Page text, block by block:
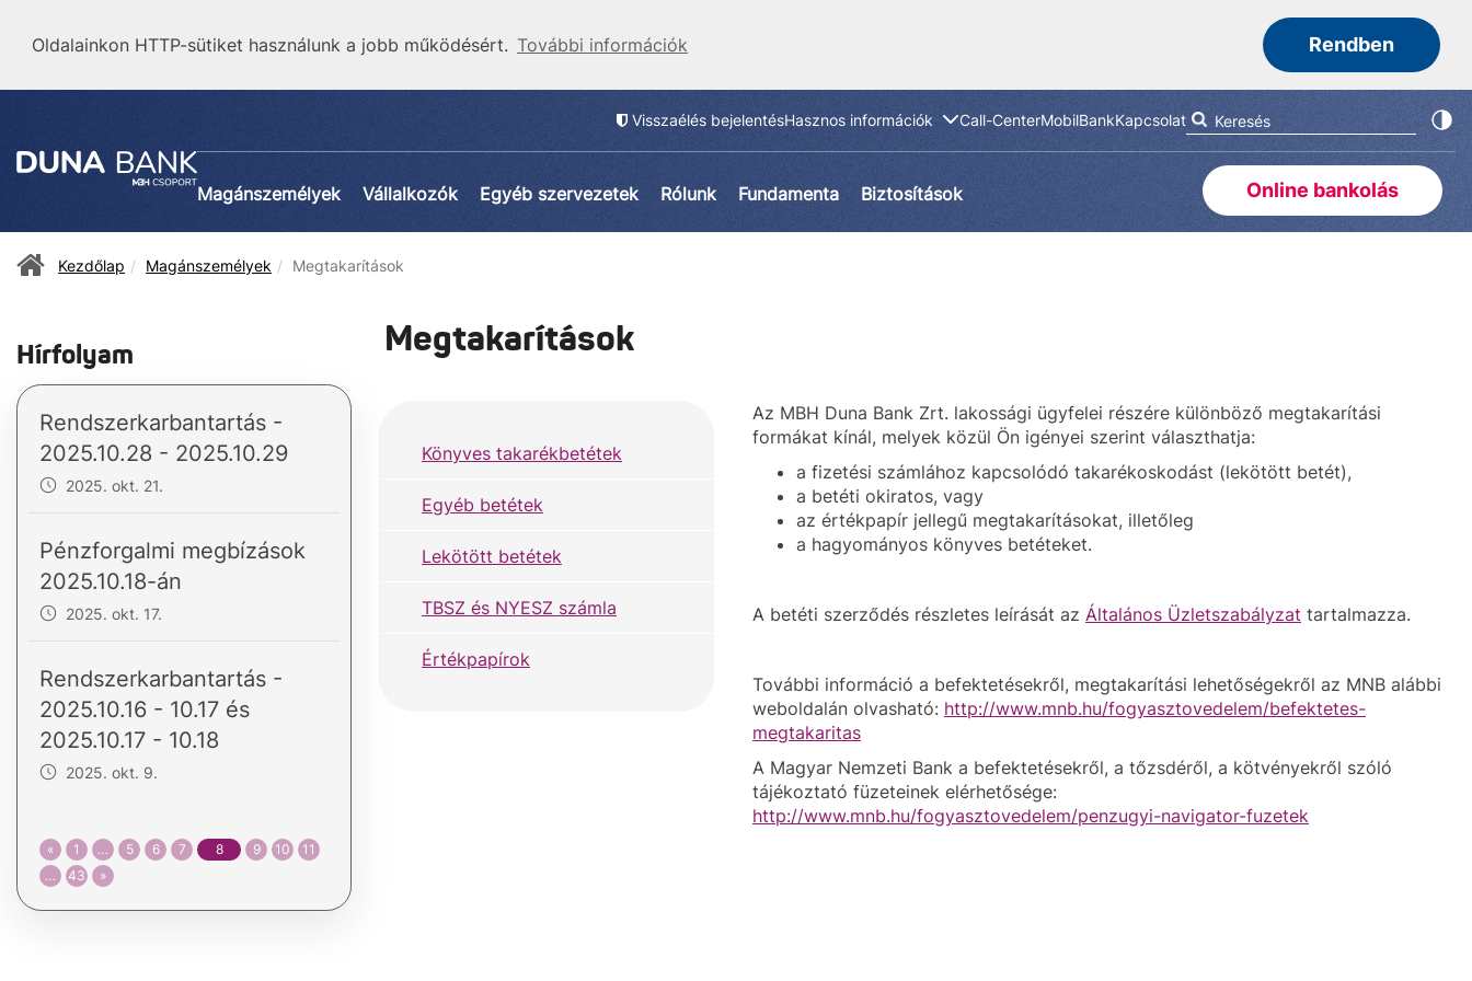
Oldalainkon HTTP-sütiket használunk a jobb működésért. További információk Rendben
Visszaélés bejelentésHasznos információk Call-CenterMobilBankKapcsolat
Magánszemélyek Vállalkozók Egyéb szervezetek Rólunk Fundamenta Biztosítások Online bankolás
Kezdőlap Magánszemélyek Megtakarítások
Megtakarítások
Könyves takarékbetétek
Egyéb betétek
Lekötött betétek
TBSZ és NYESZ számla
Értékpapírok
Az MBH Duna Bank Zrt. lakossági ügyfelei részére különböző megtakarítási
formákat kínál, melyek közül Ön igényei szerint választhatja:
a fizetési számlához kapcsolódó takarékoskodást (lekötött betét),
a betéti okiratos, vagy
az értékpapír jellegű megtakarításokat, illetőleg
a hagyományos könyves betéteket.
A betéti szerződés részletes leírását az Általános Üzletszabályzat tartalmazza.
További információ a befektetésekről, megtakarítási lehetőségekről az MNB alábbi
weboldalán olvasható: http://www.mnb.hu/fogyasztovedelem/befektetes-
megtakaritas
A Magyar Nemzeti Bank a befektetésekről, a tőzsdéről, a kötvényekről szóló
tájékoztató füzeteinek elérhetősége:
http://www.mnb.hu/fogyasztovedelem/penzugyi-navigator-fuzetek
Hírfolyam
Rendszerkarbantartás -
2025.10.28 - 2025.10.29
2025. okt. 21.
Pénzforgalmi megbízások
2025.10.18-án
2025. okt. 17.
Rendszerkarbantartás -
2025.10.16 - 10.17 és
2025.10.17 - 10.18
2025. okt. 9.
« 1 … 5 6 7 8 9 10
11
…
43 »